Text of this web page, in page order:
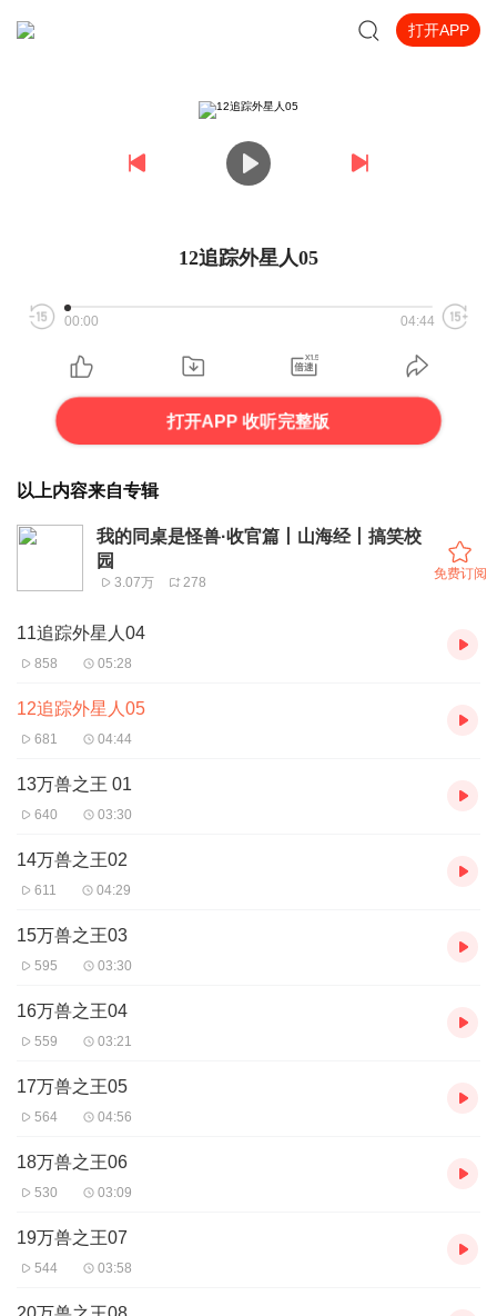
打开APP
12追踪外星人05
00:00 04:44
打开APP 收听完整版
以上内容来自专辑
我的同桌是怪兽·收官篇丨山海经丨搞笑校
园
3.07万 278
免费订阅
11追踪外星人04
858 05:28
12追踪外星人05
681 04:44
13万兽之王 01
640 03:30
14万兽之王02
611 04:29
15万兽之王03
595 03:30
16万兽之王04
559 03:21
17万兽之王05
564 04:56
18万兽之王06
530 03:09
19万兽之王07
544 03:58